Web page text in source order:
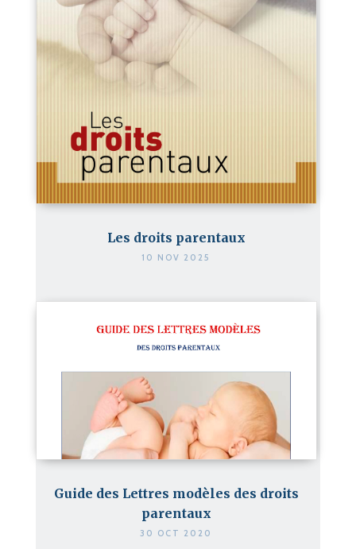
Les droits parentaux
10 NOV 2025
Guide des Lettres modèles des droits
parentaux
30 OCT 2020